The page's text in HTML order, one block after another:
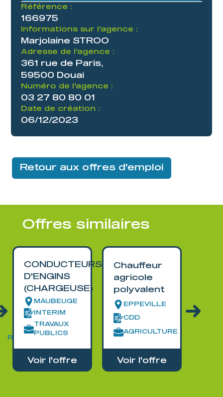
Référence :
166975
Informations sur l'agence :
Marjolaine STROO
Adresse de l'agence :
361 rue de Paris,
59500 Douai
Numéro de l'agence :
03 27 80 80 01
Date de création :
06/12/2023
Retour aux offres d'emploi
Offres similaires
CONDUCTEURS
D'ENGINS
(CHARGEUSE)
MAUBEUGE
INTERIM
TRAVAUX
PUBLICS
Voir l'offre
Chauffeur
agricole
polyvalent
EPPEVILLE
CDD
AGRICULTURE
Voir l'offre